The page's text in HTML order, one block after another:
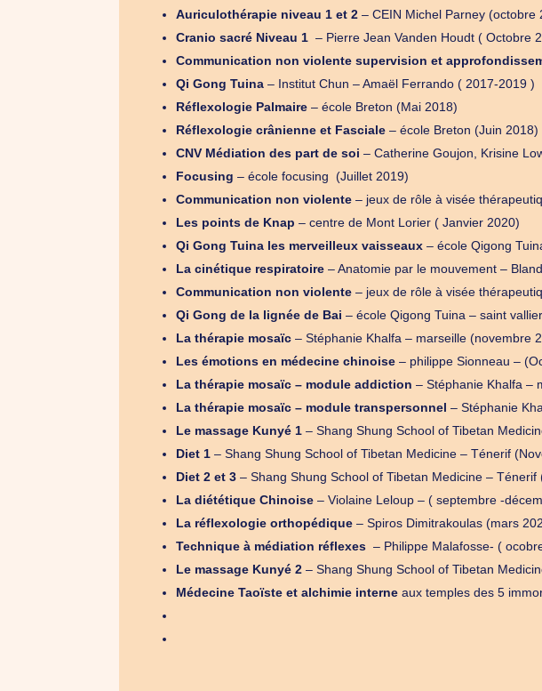
Auriculothérapie niveau 1 et 2– CEIN Michel Parney (octobre
Cranio sacré Niveau 1 – Pierre Jean Vanden Houdt ( Octobre
Communication non violente supervision et
Qi Gong Tuina– Institut Chun – Amaël Ferrando ( 2017-2019 )
Réflexologie Palmaire – école Breton (Mai 2018)
Réflexologie crânienne et Fasciale – école Breton (Juin 2018)
CNV Médiation des part de soi– Catherine Goujon, Krisine
Focusing– école focusing (Juillet 2019)
Communication non violente – jeux de rôle à visée
Les points de Knap – centre de Mont Lorier ( Janvier 2020)
Qi Gong Tuina les merveilleux vaisseaux – école Qigong
La cinétique respiratoire – Anatomie par le mouvement –
Communication non violente – jeux de rôle à visée
Qi Gong de la lignée de Bai – école Qigong Tuina – saint
La thérapie mosaïc – Stéphanie Khalfa – marseille (novembre
Les émotions en médecine chinoise – philippe Sionneau –
La thérapie mosaïc – module addiction – Stéphanie Khalfa –
La thérapie mosaïc – module transpersonnel – Stéphanie
Le massage Kunyé 1 – Shang Shung School of Tibetan
Diet 1 – Shang Shung School of Tibetan Medicine – Ténerif
Diet 2 et 3 – Shang Shung School of Tibetan Medicine –
La diététique Chinoise – Violaine Leloup – ( septembre -
La réflexologie orthopédique – Spiros Dimitrakoulas (mars
Technique à médiation réflexes – Philippe Malafosse- (
Le massage Kunyé 2 – Shang Shung School of Tibetan
Médecine Taoïste et alchimie interne aux temples des 5